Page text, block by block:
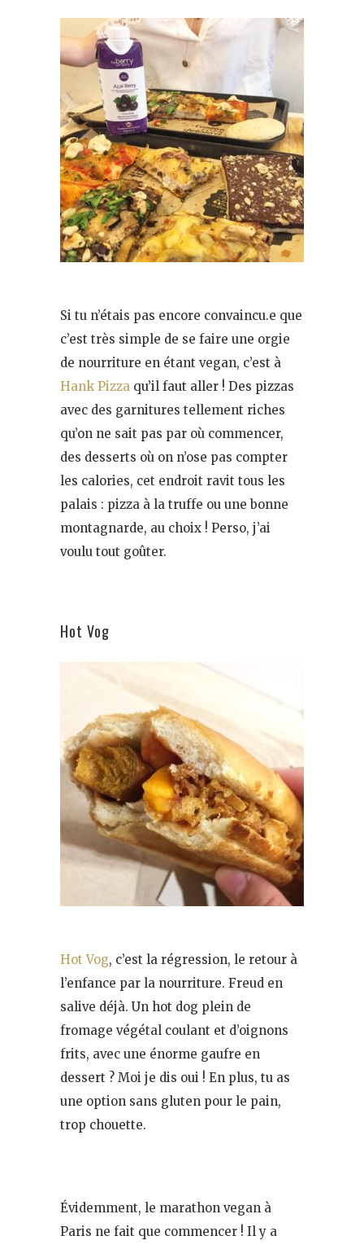
Si tu n’étais pas encore convaincu.e que
c’est très simple de se faire une orgie
de nourriture en étant vegan, c’est à
Hank Pizza qu’il faut aller ! Des pizzas
avec des garnitures tellement riches
qu’on ne sait pas par où commencer,
des desserts où on n’ose pas compter
les calories, cet endroit ravit tous les
palais : pizza à la truffe ou une bonne
montagnarde, au choix ! Perso, j’ai
voulu tout goûter.
Hot Vog
Hot Vog, c’est la régression, le retour à
l’enfance par la nourriture. Freud en
salive déjà. Un hot dog plein de
fromage végétal coulant et d’oignons
frits, avec une énorme gaufre en
dessert ? Moi je dis oui ! En plus, tu as
une option sans gluten pour le pain,
trop chouette.
Évidemment, le marathon vegan à
Paris ne fait que commencer ! Il y a